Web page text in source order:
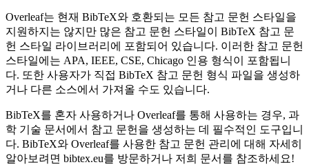
Overleaf는 현재 BibTeX와 호환되는 모든 참고 문헌 스타일을
지원하지는 않지만 많은 참고 문헌 스타일이 BibTeX 참고 문
헌 스타일 라이브러리에 포함되어 있습니다. 이러한 참고 문헌
스타일에는 APA, IEEE, CSE, Chicago 인용 형식이 포함됩니
다. 또한 사용자가 직접 BibTeX 참고 문헌 형식 파일을 생성하
거나 다른 소스에서 가져올 수도 있습니다.
BibTeX를 혼자 사용하거나 Overleaf를 통해 사용하는 경우, 과
학 기술 문서에서 참고 문헌을 생성하는 데 필수적인 도구입니
다. BibTeX와 Overleaf를 사용한 참고 문헌 관리에 대해 자세히
알아보려면 bibtex.eu를 방문하거나 저희 문서를 참조하세요!